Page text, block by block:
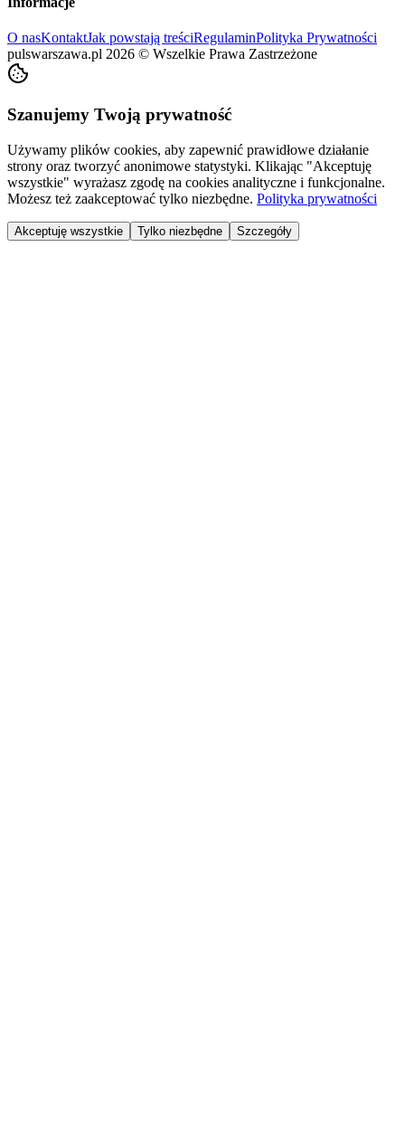
O nasKontaktJak powstają treściRegulaminPolityka Prywatności
pulswarszawa.pl 2026 © Wszelkie Prawa Zastrzeżone
Szanujemy Twoją prywatność
Używamy plików cookies, aby zapewnić prawidłowe działanie
strony oraz tworzyć anonimowe statystyki. Klikając "Akceptuję
wszystkie" wyrażasz zgodę na cookies analityczne i funkcjonalne.
Możesz też zaakceptować tylko niezbędne. Polityka prywatności
Akceptuję wszystkie Tylko niezbędne Szczegóły